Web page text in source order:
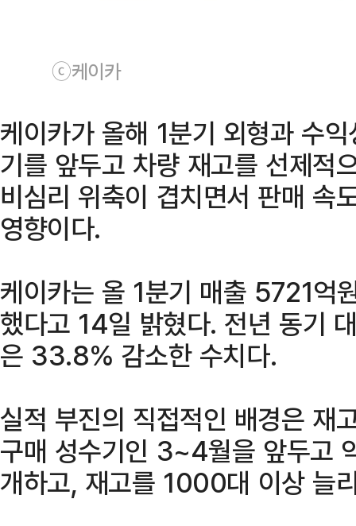
ⓒ케이카
케이카가 올해 1분기 외형과 수
기를 앞두고 차량 재고를 선제적
비심리 위축이 겹치면서 판매 속
영향이다.
케이카는 올 1분기 매출 5721억
했다고 14일 밝혔다. 전년 동기
은 33.8% 감소한 수치다.
실적 부진의 직접적인 배경은 재
구매 성수기인 3~4월을 앞두고
개하고, 재고를 1000대 이상 늘